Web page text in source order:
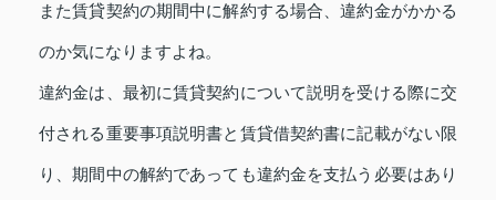
また賃貸契約の期間中に解約する場合、違約金がかかる
のか気になりますよね。
違約金は、最初に賃貸契約について説明を受ける際に交
付される重要事項説明書と賃貸借契約書に記載がない限
り、期間中の解約であっても違約金を支払う必要はあり